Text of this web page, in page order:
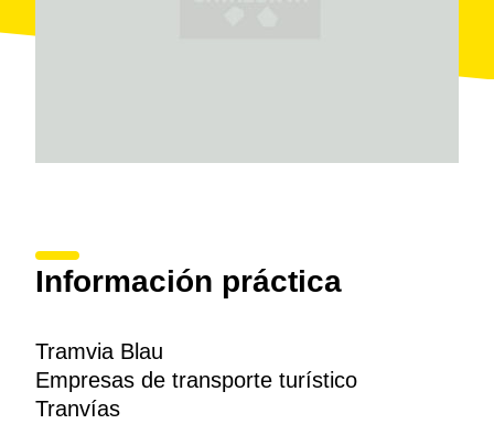
Información práctica
Tramvia Blau
Empresas de transporte turístico
Tranvías